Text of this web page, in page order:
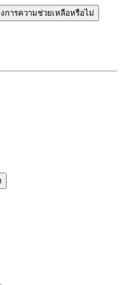
การความช่วยเหลือหรือไม่